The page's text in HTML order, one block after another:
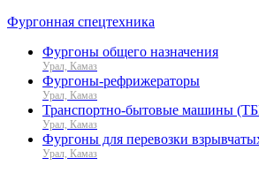
Фургонная спецтехника
Фургоны общего назначения
Урал, Камаз
Фургоны-рефрижераторы
Урал, Камаз
Транспортно-бытовые машины
Урал, Камаз
Фургоны для перевозки
Урал, Камаз